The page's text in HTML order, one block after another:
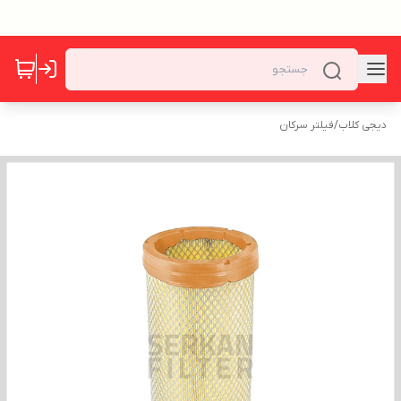
کلاب/فیلتر سرکان